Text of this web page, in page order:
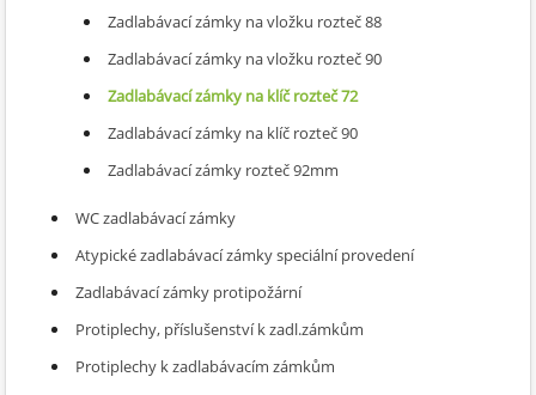
Zadlabávací zámky na vložku rozteč 88
Zadlabávací zámky na vložku rozteč 90
Zadlabávací zámky na klíč rozteč 72
Zadlabávací zámky na klíč rozteč 90
Zadlabávací zámky rozteč 92mm
WC zadlabávací zámky
Atypické zadlabávací zámky speciální provedení
Zadlabávací zámky protipožární
Protiplechy, příslušenství k zadl.zámkům
Protiplechy k zadlabávacím zámkům